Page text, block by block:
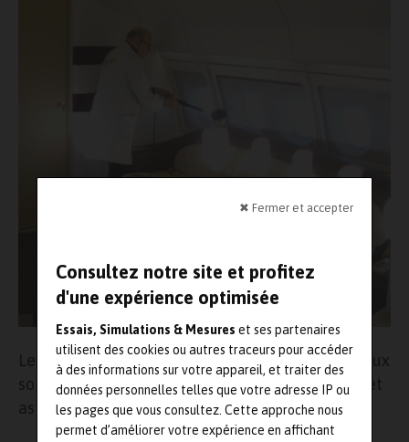
✖ Fermer et accepter
Consultez notre site et profitez
d'une expérience optimisée
Essais, Simulations & Mesures et ses partenaires
utilisent des cookies ou autres traceurs pour accéder
à des informations sur votre appareil, et traiter des
données personnelles telles que votre adresse IP ou
les pages que vous consultez. Cette approche nous
permet d’améliorer votre expérience en affichant
Les évaluations ont permis de qualifier les niveaux
sonores en cabine, soulignant l’importance de cet
aspect pour la clientèle visée.